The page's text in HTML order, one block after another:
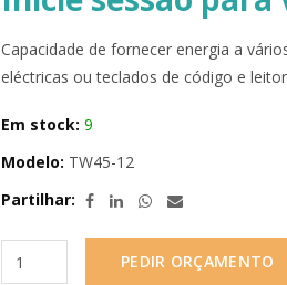
Capacidade de fornecer energia a
eléctricas ou teclados de código e
Em stock: 9
Modelo: TW45-12
Partilhar:
PEDIR ORÇAMENTO